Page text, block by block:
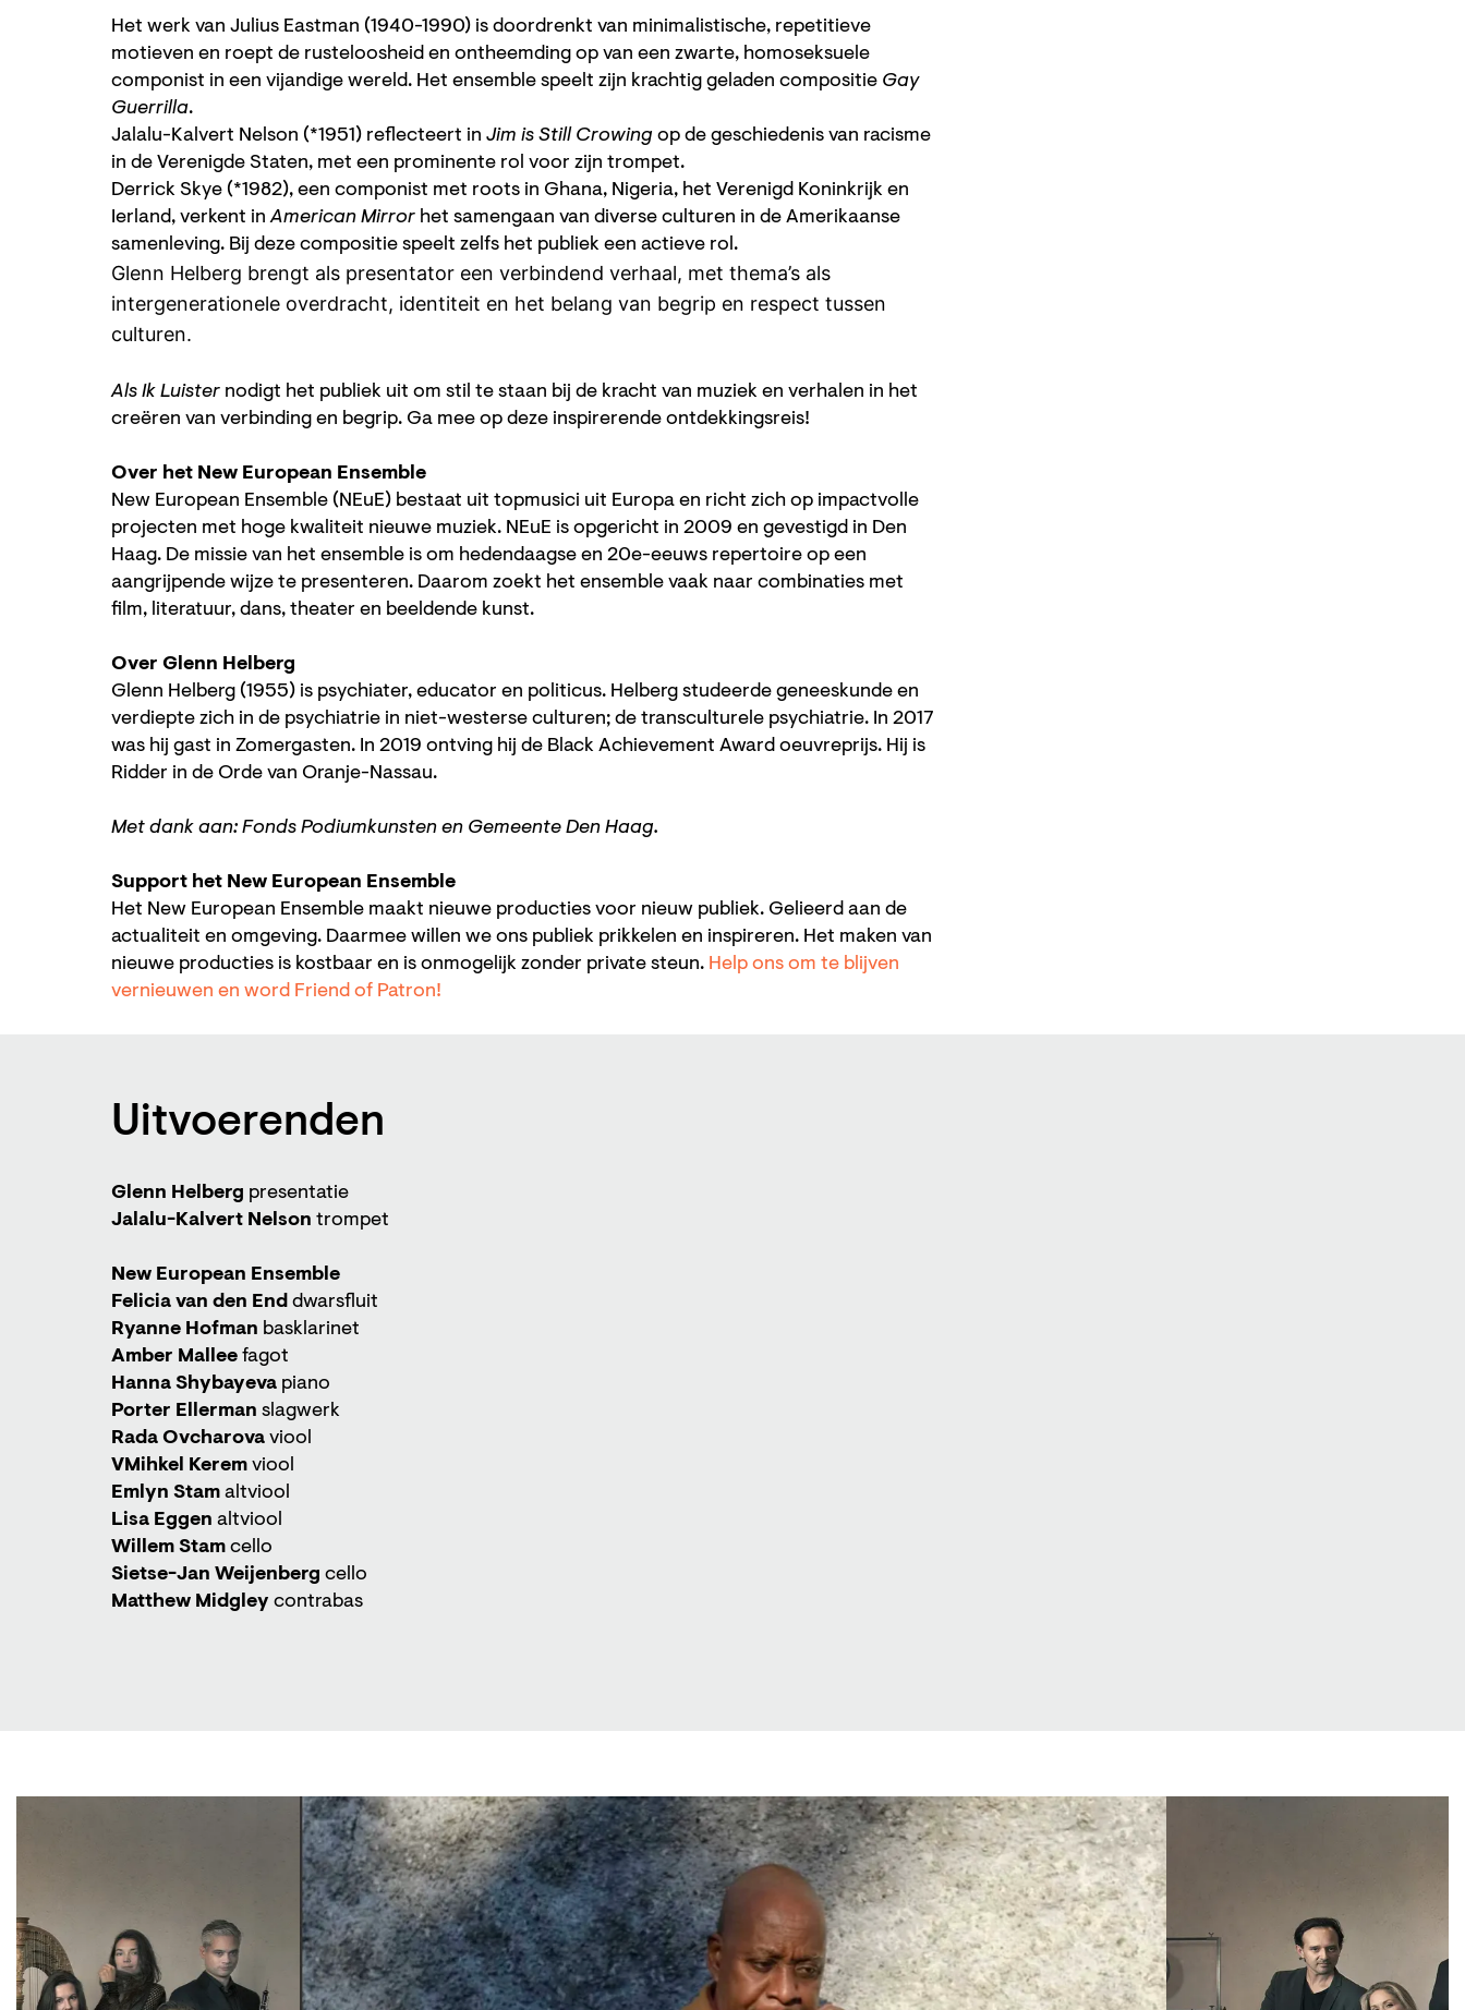
Het werk van Julius Eastman (1940-1990) is doordrenkt van minimalistische, repetitieve
motieven en roept de rusteloosheid en ontheemding op van een zwarte, homoseksuele
componist in een vijandige wereld. Het ensemble speelt zijn krachtig geladen compositie Gay
Guerrilla.
Jalalu-Kalvert Nelson (*1951) reflecteert in Jim is Still Crowing op de geschiedenis van racisme
in de Verenigde Staten, met een prominente rol voor zijn trompet.
Derrick Skye (*1982), een componist met roots in Ghana, Nigeria, het Verenigd Koninkrijk en
Ierland, verkent inAmerican Mirror het samengaan van diverse culturen in de Amerikaanse
samenleving. Bij deze compositie speelt zelfs het publiek een actieve rol.
Glenn Helberg brengt als presentator een verbindend verhaal, met thema’s als
intergenerationele overdracht, identiteit en het belang van begrip en respect tussen
culturen.
Als Ik Luister nodigt het publiek uit om stil te staan bij de kracht van muziek en verhalen in het
creëren van verbinding en begrip. Ga mee op deze inspirerende ontdekkingsreis!
Over het New European Ensemble
New European Ensemble (NEuE) bestaat uit topmusici uit Europa en richt zich op impactvolle
projecten met hoge kwaliteit nieuwe muziek. NEuE is opgericht in 2009 en gevestigd in Den
Haag. De missie van het ensemble is om hedendaagse en 20e-eeuws repertoire op een
aangrijpende wijze te presenteren. Daarom zoekt het ensemble vaak naar combinaties met
film, literatuur, dans, theater en beeldende kunst.
Over Glenn Helberg
Glenn Helberg (1955) is psychiater, educator en politicus. Helberg studeerde geneeskunde en
verdiepte zich in de psychiatrie in niet-westerse culturen; de transculturele psychiatrie. In 2017
was hij gast in Zomergasten. In 2019 ontving hij de Black Achievement Award oeuvreprijs. Hij is
Ridder in de Orde van Oranje-Nassau.
Met dank aan: Fonds Podiumkunsten en Gemeente Den Haag.
Support het New European Ensemble
Het New European Ensemble maakt nieuwe producties voor nieuw publiek. Gelieerd aan de
actualiteit en omgeving. Daarmee willen we ons publiek prikkelen en inspireren. Het maken van
nieuwe producties is kostbaar en is onmogelijk zonder private steun. Help ons om te blijven
vernieuwen en word Friend of Patron!
Uitvoerenden
Glenn Helberg presentatie
Jalalu-Kalvert Nelson trompet
New European Ensemble
Felicia van den End dwarsfluit
Ryanne Hofman basklarinet
Amber Mallee fagot
Hanna Shybayeva piano
Porter Ellerman slagwerk
Rada Ovcharova viool
VMihkel Kerem viool
Emlyn Stam altviool
Lisa Eggen altviool
Willem Stam cello
Sietse-Jan Weijenberg cello
Matthew Midgley contrabas
Zoom